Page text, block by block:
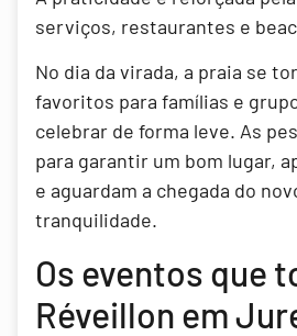
serviços, restaurantes e
No dia da virada, a praia se
favoritos para famílias e
celebrar de forma leve. As
para garantir um bom lugar,
e aguardam a chegada do
tranquilidade.
Os eventos que
Réveillon em